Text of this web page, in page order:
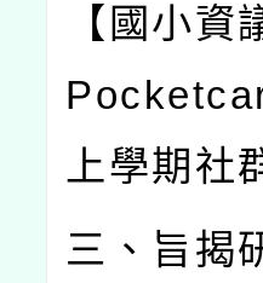
【國小資
上學期
三、旨揭